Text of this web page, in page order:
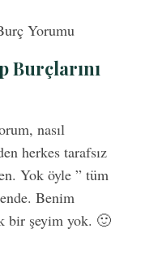
Yorumu
Burçlarını
nasıl
herkes tarafsız
Yok öyle ” tüm
Benim
bir şeyim yok. 🙂